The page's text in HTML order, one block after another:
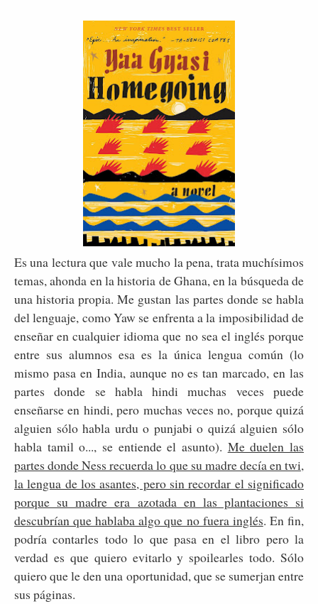
Es una lectura que vale mucho la pena, trata muchísimos
temas, ahonda en la historia de Ghana, en la búsqueda de
una historia propia. Me gustan las partes donde se habla
del lenguaje, como Yaw se enfrenta a la imposibilidad de
enseñar en cualquier idioma que no sea el inglés porque
entre sus alumnos esa es la única lengua común (lo
mismo pasa en India, aunque no es tan marcado, en las
partes donde se habla hindi muchas veces puede
enseñarse en hindi, pero muchas veces no, porque quizá
alguien sólo habla urdu o punjabi o quizá alguien sólo
habla tamil o..., se entiende el asunto). Me duelen las
partes donde Ness recuerda lo que su madre decía en twi,
la lengua de los asantes, pero sin recordar el significado
porque su madre era azotada en las plantaciones si
descubrían que hablaba algo que no fuera inglés. En fin,
podría contarles todo lo que pasa en el libro pero la
verdad es que quiero evitarlo y spoilearles todo. Sólo
quiero que le den una oportunidad, que se sumerjan entre
sus páginas.